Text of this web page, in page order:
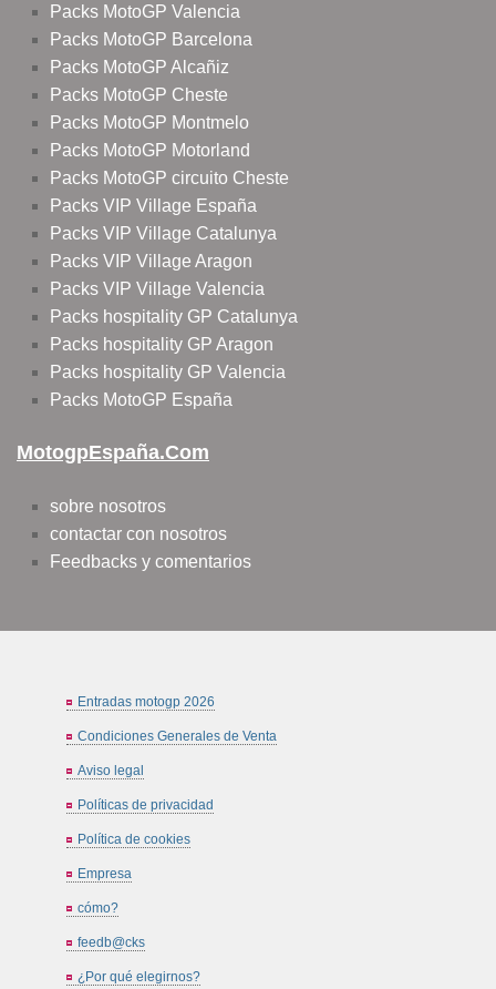
Packs MotoGP Valencia
Packs MotoGP Barcelona
Packs MotoGP Alcañiz
Packs MotoGP Cheste
Packs MotoGP Montmelo
Packs MotoGP Motorland
Packs MotoGP circuito Cheste
Packs VIP Village España
Packs VIP Village Catalunya
Packs VIP Village Aragon
Packs VIP Village Valencia
Packs hospitality GP Catalunya
Packs hospitality GP Aragon
Packs hospitality GP Valencia
Packs MotoGP España
MotogpEspaña.com
sobre nosotros
contactar con nosotros
Feedbacks y comentarios
Entradas motogp 2026
Condiciones Generales de Venta
Aviso legal
Políticas de privacidad
Política de cookies
Empresa
cómo?
feedb@cks
¿Por qué elegirnos?